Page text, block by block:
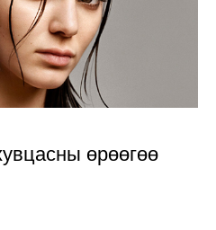
өрөөгөө